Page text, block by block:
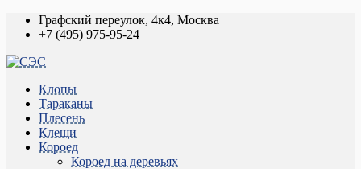
Графский переулок, 4к4, Москва
+7 (495) 975-95-24
Клопы
Тараканы
Плесень
Клещи
Короед
Короед на деревьях